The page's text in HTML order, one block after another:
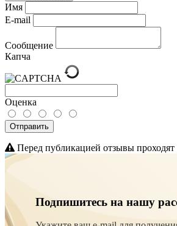
Имя
E-mail
Сообщение
Капча
Оценка
Отправить
Перед публикацией отзывы
Подпишитесь на нашу